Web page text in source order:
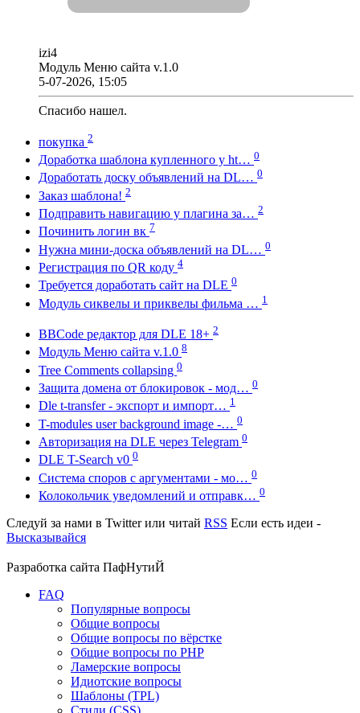
izi4
Модуль Меню сайта v.1.0
5-07-2026, 15:05
Спасибо нашел.
покупка 2
Доработка шаблона купленного у ht… 0
Доработать доску объявлений на DL… 0
Заказ шаблона! 2
Подправить навигацию у плагина за… 2
Починить логин вк 7
Нужна мини-доска объявлений на DL… 0
Регистрация по QR коду 4
Требуется доработать сайт на DLE 0
Модуль сиквелы и приквелы фильма … 1
BBCode редактор для DLE 18+ 2
Модуль Меню сайта v.1.0 8
Tree Comments collapsing 0
Защита домена от блокировок - мод… 0
Dle t-transfer - экспорт и импорт… 1
T-modules user background image -… 0
Авторизация на DLE через Telegram 0
DLE T-Search v0 0
Система споров с аргументами - мо… 0
Колокольчик уведомлений и отправк… 0
Следуй за нами в Twitterили читай RSS Если есть идеи -
Высказывайся
Разработка сайта ПафНутиЙ
FAQ
Популярные вопросы
Общие вопросы
Общие вопросы по вёрстке
Общие вопросы по PHP
Ламерские вопросы
Идиотские вопросы
Шаблоны (TPL)
Стили (CSS)